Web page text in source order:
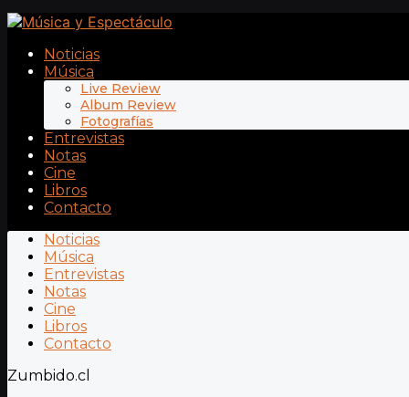
Noticias
Música
Live Review
Album Review
Fotografías
Entrevistas
Notas
Cine
Libros
Contacto
Noticias
Música
Entrevistas
Notas
Cine
Libros
Contacto
Zumbido.cl